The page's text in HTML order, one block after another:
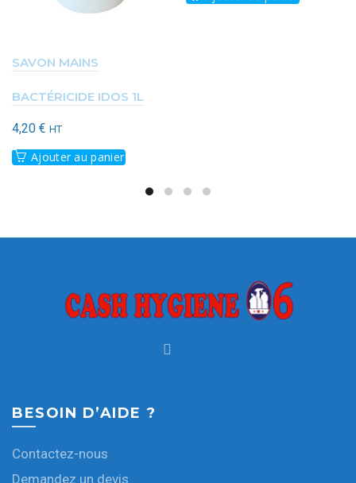
SAVON MAINS
BACTÉRICIDE IDOS 1L
4,20 € HT
Ajouter au panier
BESOIN D’AIDE ?
Contactez-nous
Demandez un devis